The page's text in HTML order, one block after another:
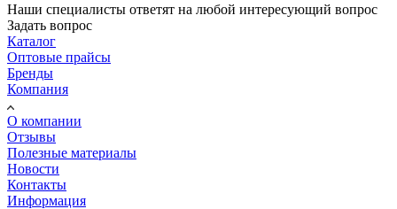
Наши специалисты ответят на любой интересующий вопрос
Задать вопрос
Каталог
Оптовые прайсы
Бренды
Компания
О компании
Отзывы
Полезные материалы
Новости
Контакты
Информация